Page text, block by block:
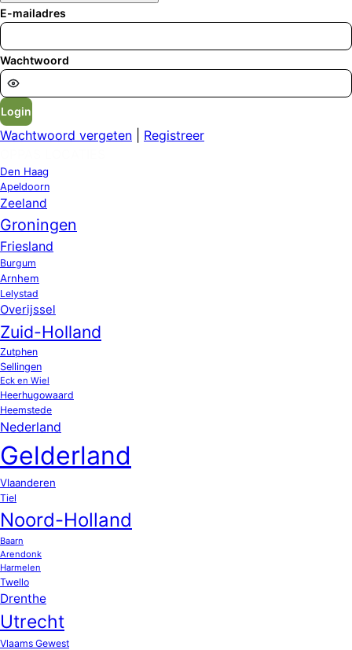
E-mailadres
Wachtwoord
Login
Wachtwoord vergeten
Registreer
Den Haag
Apeldoorn
Zeeland
Groningen
Friesland
Burgum
Arnhem
Lelystad
Overijssel
Zuid-Holland
Zutphen
Sellingen
Eck en Wiel
Heerhugowaard
Heemstede
Nederland
Gelderland
Vlaanderen
Tiel
Noord-Holland
Baarn
Arendonk
Harmelen
Twello
Drenthe
Utrecht
Vlaams Gewest